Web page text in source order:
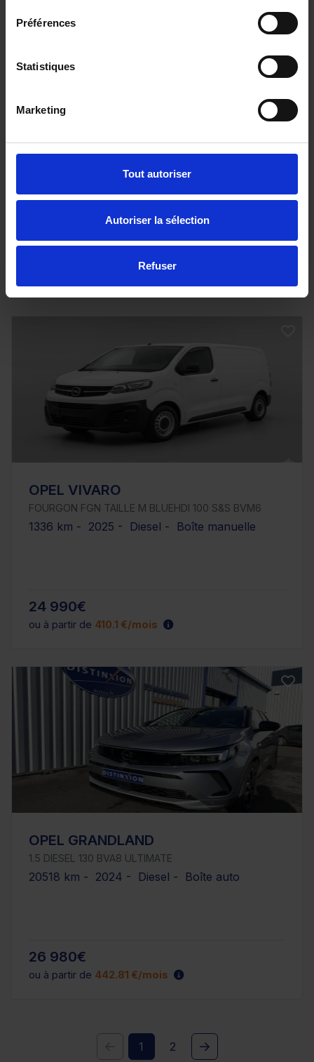
Préférences
Statistiques
Marketing
Tout autoriser
Autoriser la sélection
Refuser
OPEL GRANDLAND
30000 km - 2024 - Diesel - Boîte auto
OPEL VIVARO
FOURGON FGN TAILLE M BLUEHDI 100 S&S BVM6
1336 km - 2025 - Diesel - Boîte manuelle
24 990€
ou à partir de 410.1 €/mois
OPEL GRANDLAND
1.5 DIESEL 130 BVA8 ULTIMATE
20518 km - 2024 - Diesel - Boîte auto
26 980€
ou à partir de 442.81 €/mois
1 2